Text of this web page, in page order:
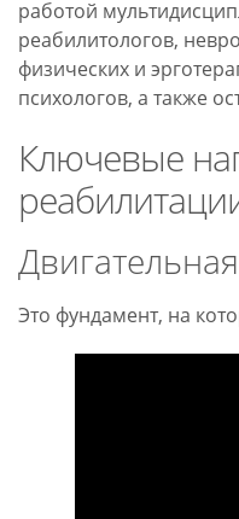
работой
реабилитологов,
физических и
психологов, а также
Ключевые
Это фундамент, на